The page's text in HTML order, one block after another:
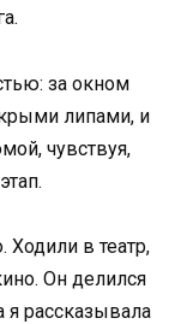
за окном
липами, и
чувствуя,
Ходили в театр,
Он делился
я рассказывала